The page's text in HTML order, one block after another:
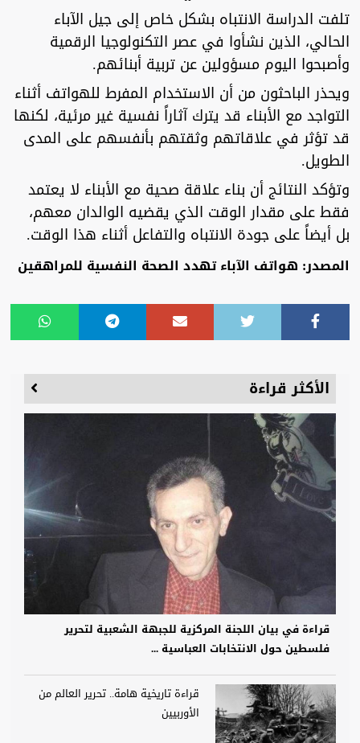
تلفت الدراسة الانتباه بشكل خاص إلى جيل الآباء
الحالي، الذين نشأوا في عصر التكنولوجيا الرقمية
وأصبحوا اليوم مسؤولين عن تربية أبنائهم.
ويحذر الباحثون من أن الاستخدام المفرط للهواتف أثناء
التواجد مع الأبناء قد يترك آثاراً نفسية غير مرئية، لكنها
قد تؤثر في علاقاتهم وثقتهم بأنفسهم على المدى
الطويل.
وتؤكد النتائج أن بناء علاقة صحية مع الأبناء لا يعتمد
فقط على مقدار الوقت الذي يقضيه الوالدان معهم،
بل أيضاً على جودة الانتباه والتفاعل أثناء هذا الوقت.
المصدر: هواتف الآباء تهدد الصحة النفسية للمراهقين
الأكثر قراءة
قراءة في بيان اللجنة المركزية للجبهة الشعبية لتحرير
فلسطين حول الانتخابات العباسية ...
قراءة تاريخية هامة.. تحرير العالم من
الأوربيين